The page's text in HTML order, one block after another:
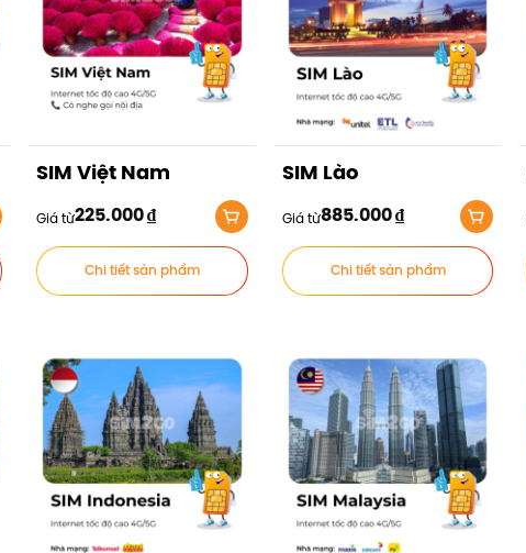
SIM Việt Nam
Giá từ225.000₫
Chi tiết sản phẩm
SIM Lào
Giá từ885.000₫
Chi tiết sản phẩm